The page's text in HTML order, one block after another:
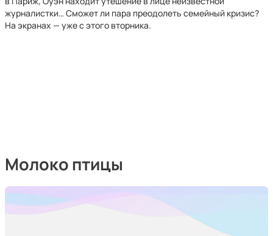
журналистки… Сможет ли пара преодолеть семейный кризис?
На экранах — уже с этого вторника.
Молоко птицы